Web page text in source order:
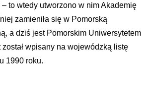
to wtedy utworzono w nim Akademię
zamieniła się w Pomorską
a dziś jest Pomorskim Uniwersytetem
został wpisany na wojewódzką listę
1990 roku.